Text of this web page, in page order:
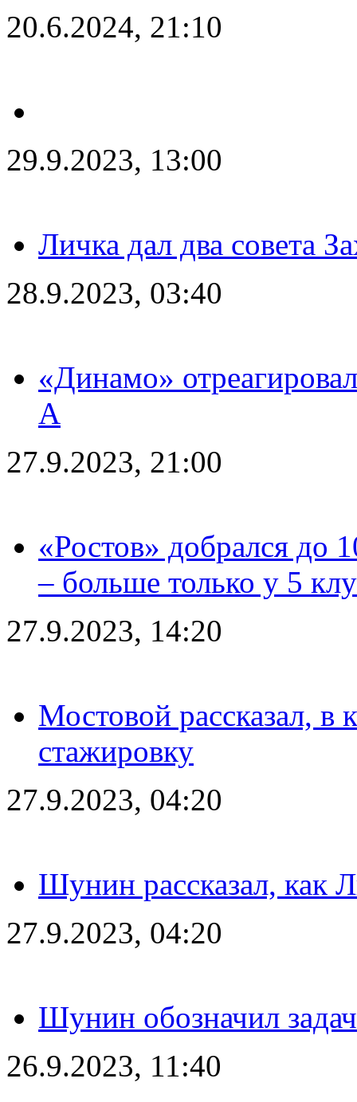
20.6.2024, 21:10
29.9.2023, 13:00
Личка дал два совета
28.9.2023, 03:40
«Динамо»
А
27.9.2023, 21:00
«Ростов» добрался до
– больше только у 5
27.9.2023, 14:20
Мостовой рассказал, в
стажировку
27.9.2023, 04:20
Шунин рассказал, как
27.9.2023, 04:20
Шунин обозначил
26.9.2023, 11:40